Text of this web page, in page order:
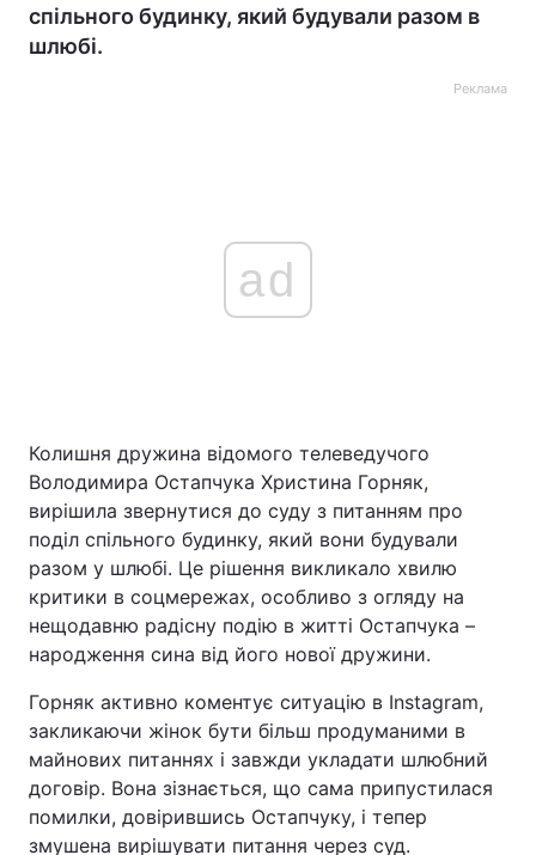
Головна Війна
Україна
Економіка Світ
Спорт Наука
Техно і зв'язок Лайт
Зброя Інциденти
Здоров'я Туризм
Цікавинки Погода
спільного будинку, який будували разом в
шлюбі.
Реклама
ad
Колишня дружина відомого телеведучого
Володимира Остапчука Христина Горняк,
вирішила звернутися до суду з питанням про
поділ спільного будинку, який вони будували
разом у шлюбі. Це рішення викликало хвилю
критики в соцмережах, особливо з огляду на
нещодавню радісну подію в житті Остапчука –
народження сина від його нової дружини.
Горняк активно коментує ситуацію в Instagram,
закликаючи жінок бути більш продуманими в
майнових питаннях і завжди укладати шлюбний
договір. Вона зізнається, що сама припустилася
помилки, довірившись Остапчуку, і тепер
змушена вирішувати питання через суд.